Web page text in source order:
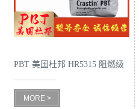
PBT 美国杜邦 HR5315 阻燃级
耐水解 玻纤增强 电子电器部
MORE >